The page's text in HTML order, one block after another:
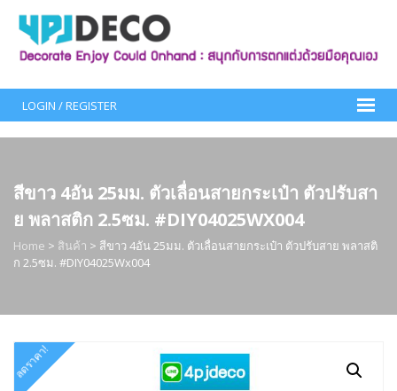
content
LOGIN / REGISTER
สีขาว 4อัน 25มม. ตัวเลื่อนสายกระเป๋า ตัวปรับสา
ย พลาสติก 2.5ซม. #DIY04025WX004
Home > สินค้า > สีขาว 4อัน 25มม. ตัวเลื่อนสายกระเป๋า ตัวปรับสาย พลาสติ
ก 2.5ซม. #DIY04025Wx004
ลดราคา!